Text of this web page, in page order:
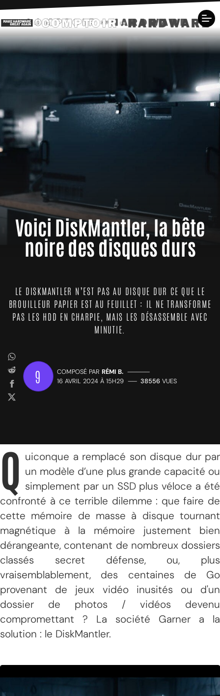
Voici DiskMantler, la bête
noire des disques durs
LE DISKMANTLER N’EST PAS AU DISQUE DUR CE QUE LE
BROUILLEUR PAPIER EST AU FEUILLET : IL NE TRANSFORME
PAS LES HDD EN CHARPIE, MAIS LES DÉSASSEMBLE AVEC
MINUTIE.
9 COMPOSÉ PAR RÉMI B. —————
16 AVRIL 2024 À 15H29 —— 38556 VUES
Q uiconque a remplacé son disque dur par
un modèle d’une plus grande capacité ou
simplement par un SSD plus véloce a été
confronté à ce terrible dilemme : que faire de
cette mémoire de masse à disque tournant
magnétique à la mémoire justement bien
dérangeante, contenant de nombreux dossiers
classés secret défense, ou, plus
vraisemblablement, des centaines de Go
provenant de jeux vidéo inusités ou d'un
dossier de photos / vidéos devenu
compromettant ? La société Garner a la
solution : le DiskMantler.